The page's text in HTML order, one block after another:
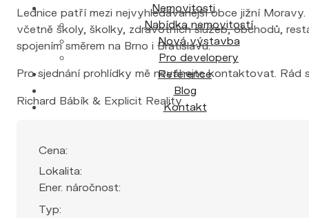
Nemovitosti
Nabídka nemovitostí
Nová výstavba
Pro developery
Reference
Blog
Kontakt
Lednice patří mezi nejvyhledávanější obce jižní
včetně školy, školky, zdravotních služeb, obchodů,
spojením směrem na Brno i Bratislavu.
Pro sjednání prohlídky mě neváhejte kontaktovat. Rád
Richard Bábík & Explicit Reality
Cena:
Lokalita:
Ener. náročnost:
Typ: